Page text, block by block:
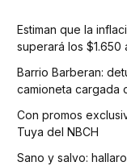
Estiman que la
superará los $1.650
Barrio Barberan:
camioneta cargada
Con promos
Tuya del NBCH
Sano y salvo: